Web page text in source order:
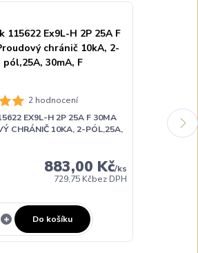
2 hodnocení
EX9L-H 2P 25A F 30MA
CHRÁNIČ 10KA, 2-PÓL,25A,
883,00 Kč/ks
729,75 Kčbez DPH
Do košíku
PROUDOVÝ
30MA, F